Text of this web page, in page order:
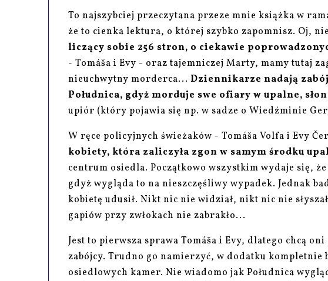
To najszybciej przeczytana przeze mnie książka w
że to cienka lektura, o której szybko zapomnisz. Oj,
liczący sobie 256 stron, o ciekawie
- Tomáša i Evy - oraz tajemniczej Marty, mamy tutaj
nieuchwytny morderca... Dziennikarze nadają
Południca, gdyż morduje swe ofiary w upalne,
upiór (który pojawia się np. w sadze o Wiedźminie
W ręce policyjnych świeżaków - Tomáša Volfa i Evy
kobiety, która zaliczyła zgon w samym środku
centrum osiedla. Początkowo wszystkim wydaje się,
gdyż wygląda to na nieszczęśliwy wypadek. Jednak
kobietę udusił. Nikt nic nie widział, nikt nic nie
gapiów przy zwłokach nie zabrakło...
Jest to pierwsza sprawa Tomáša i Evy, dlatego chcą
zabójcy. Trudno go namierzyć, w dodatku kompletnie
osiedlowych kamer. Nie wiadomo jak Południca